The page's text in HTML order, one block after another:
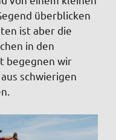
überblicken
ist aber die
in den
begegnen wir
schwierigen